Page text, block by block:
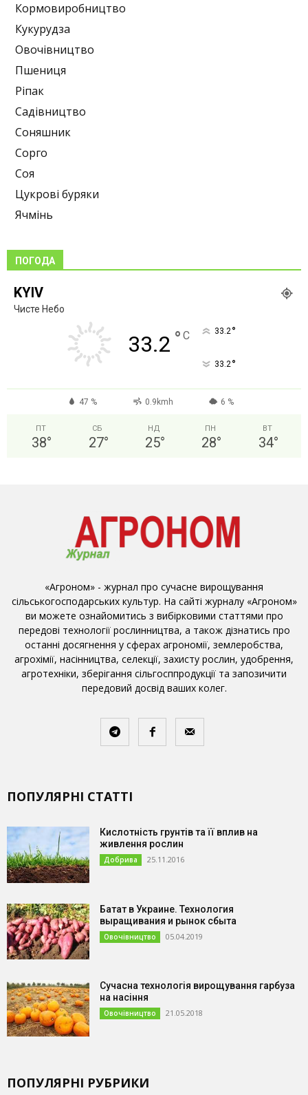
Кормовиробництво
Кукурудза
Овочівництво
Пшениця
Ріпак
Садівництво
Соняшник
Сорго
Соя
Цукрові буряки
Ячмінь
ПОГОДА
KYIV
Чисте Небо
33.2 ° C 33.2°
33.2°
47 % 0.9kmh 6 %
ПТ
38°
СБ
27°
НД
25°
ПН
28°
ВТ
34°
«Агроном» - журнал про сучасне вирощування
сільськогосподарських культур. На сайті журналу «Агроном»
ви можете ознайомитись з вибірковими статтями про
передові технології рослинництва, а також дізнатись про
останні досягнення у сферах агрономії, землеробства,
агрохімії, насінництва, селекції, захисту рослин, удобрення,
агротехніки, зберігання сільгосппродукції та запозичити
передовий досвід ваших колег.
ПОПУЛЯРНІ СТАТТІ
Кислотність грунтів та її вплив на
живлення рослин
Добрива 25.11.2016
Батат в Украине. Технология
выращивания и рынок сбыта
Овочівництво 05.04.2019
Сучасна технологія вирощування гарбуза
на насіння
Овочівництво 21.05.2018
ПОПУЛЯРНІ РУБРИКИ